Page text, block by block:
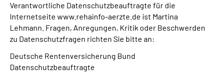
Verantwortliche Datenschutzbeauftragte für die
Internetseite www.rehainfo-aerzte.de ist Martina
Lehmann. Fragen, Anregungen, Kritik oder Beschwerden
zu Datenschutzfragen richten Sie bitte an:
Deutsche Rentenversicherung Bund
Datenschutzbeauftragte